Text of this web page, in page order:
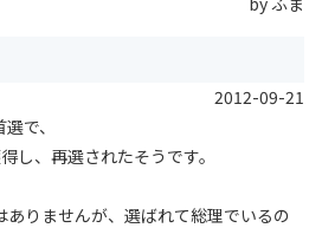
2012-09-21
で、
し、再選されたそうです。
りませんが、選ばれて総理でいるの